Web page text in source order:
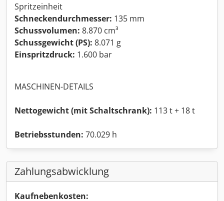
Spritzeinheit
Schneckendurchmesser: 135 mm
Schussvolumen: 8.870 cm³
Schussgewicht (PS): 8.071 g
Einspritzdruck: 1.600 bar
MASCHINEN-DETAILS
Nettogewicht (mit Schaltschrank): 113 t + 18 t
Betriebsstunden: 70.029 h
Zahlungsabwicklung
Kaufnebenkosten: